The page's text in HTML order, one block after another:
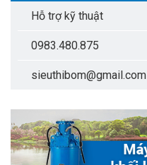
Hỗ trợ kỹ thuật
0983.480.875
sieuthibom@gmail.com